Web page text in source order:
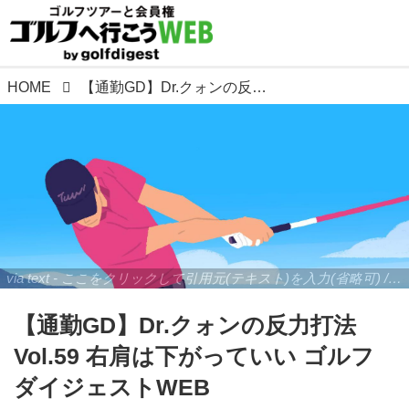
HOME 【通勤GD】Dr.クォンの反力打法 Vol.59 右肩は下がっていい ゴルフダイジェストWEB
via text - ここをクリックして引用元(テキスト)を入力(省略可) / site.to.link.com - ここをクリックして引用元を入力(省略可)
【通勤GD】Dr.クォンの反力打法
Vol.59 右肩は下がっていい ゴルフ
ダイジェストWEB